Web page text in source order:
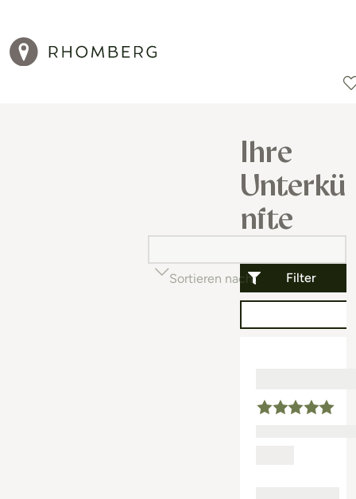
ReiseartenIhre
Unterkü
nfte
Filter
Sortieren nach Beliebtheit